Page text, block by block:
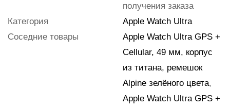
получения заказа
Категория
Apple Watch Ultra
Соседние товары
Apple Watch Ultra GPS +
Cellular, 49 мм, корпус
из титана, ремешок
Alpine зелёного цвета,
Apple Watch Ultra GPS +